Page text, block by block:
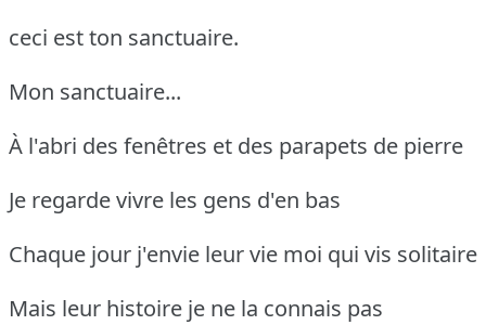
ceci est ton sanctuaire.
Mon sanctuaire...
À l'abri des fenêtres et des parapets de pierre
Je regarde vivre les gens d'en bas
Chaque jour j'envie leur vie moi qui vis solitaire
Mais leur histoire je ne la connais pas